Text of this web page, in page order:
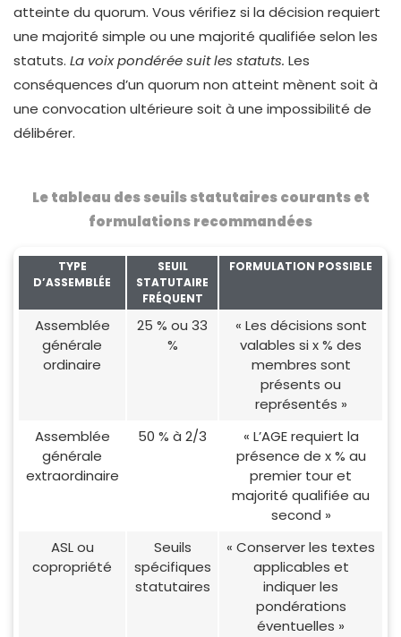
atteinte du quorum. Vous vérifiez si la décision requiert
une majorité simple ou une majorité qualifiée selon les
statuts. La voix pondérée suit les statuts. Les
conséquences d’un quorum non atteint mènent soit à
une convocation ultérieure soit à une impossibilité de
délibérer.
Le tableau des seuils statutaires courants et
formulations recommandées
TYPE
D’ASSEMBLÉE
SEUIL
STATUTAIRE
FRÉQUENT
FORMULATION POSSIBLE
Assemblée
générale
ordinaire
25 % ou 33
%
« Les décisions sont
valables si x % des
membres sont
présents ou
représentés »
Assemblée
générale
extraordinaire
50 % à 2/3
« L’AGE requiert la
présence de x % au
premier tour et
majorité qualifiée au
second »
ASL ou
copropriété
Seuils
spécifiques
statutaires
« Conserver les textes
applicables et
indiquer les
pondérations
éventuelles »